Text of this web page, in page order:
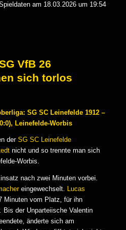
am 18.03.2026 um 19:54
VfB 26
sich torlos
SG SC Leinefelde 1912 –
Leinefelde-Worbis
der SG SC Leinefelde
nicht und so trennte man sich
Worbis.
nach zwei Minuten vorbei.
eingewechselt. Lucas
Minuten vom Platz, für ihn
Bis der Unparteiische Valentin
änderte sich am